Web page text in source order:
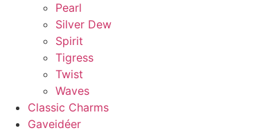
Pearl
Silver Dew
Spirit
Tigress
Twist
Waves
Classic Charms
Gaveidéer